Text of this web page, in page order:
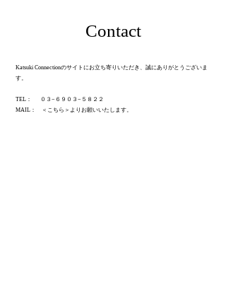
Contact
Katsuki Connectionのサイトにお立ち寄りいただき​、誠にありがとうございま
す。
TEL： ０３−６９ ０３−５８２ ２
MAIL： ＜こちら＞よりお願いいたします。